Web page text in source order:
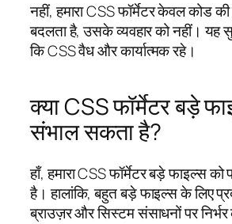
नहीं, हमारा CSS फॉर्मेटर केवल कोड
बदलता है, उसके व्यवहार को नहीं। यह
कि CSS वैध और कार्यात्मक रहे।
क्या CSS फॉर्मेटर बड़े
संभाल सकता है?
हाँ, हमारा CSS फॉर्मेटर बड़े फाइल्स
है। हालांकि, बहुत बड़े फाइल्स के लिए
ब्राउज़र और सिस्टम संसाधनों पर